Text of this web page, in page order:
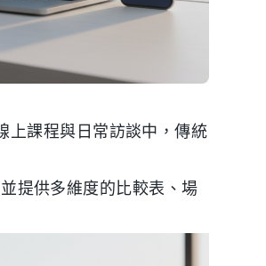
上課程與日常訪談中，傳統
提供多維度的比較表、場